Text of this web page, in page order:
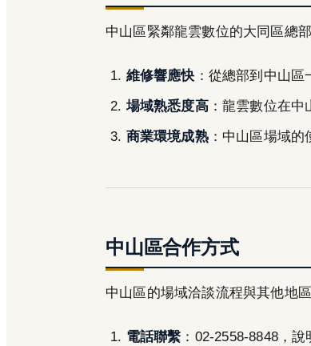
中山區緊鄰龍雲數位的大同區總
維修響應快 ：從總部到中山
場域熟悉度高：龍雲數位在中
商業環境成熟：中山區場域的
中山區合作方式
中山區的場域洽談流程與其他地區
電話聯繫 ：02-2558-8848，